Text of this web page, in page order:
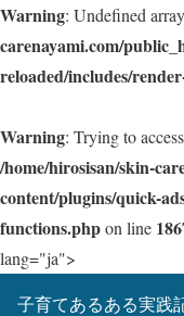
Warning: Undefined
carenayami.com/
reloaded/includes/
Warning: Trying to
/home/hirosisan/skin-
content/plugins/quick-
functions.phpon line
lang="ja">
子育てあるある実践